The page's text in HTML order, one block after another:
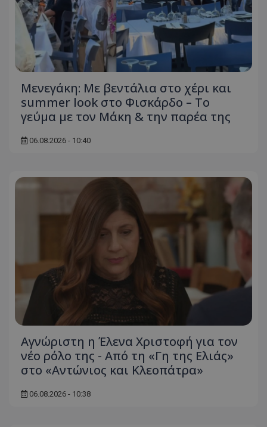
Μενεγάκη: Με βεντάλια στο χέρι και
summer look στο Φισκάρδο – Το
γεύμα με τον Μάκη & την παρέα της
06.08.2026 - 10:40
Αγνώριστη η Έλενα Χριστοφή για τον
νέο ρόλο της - Από τη «Γη της Ελιάς»
στο «Αντώνιος και Κλεοπάτρα»
06.08.2026 - 10:38